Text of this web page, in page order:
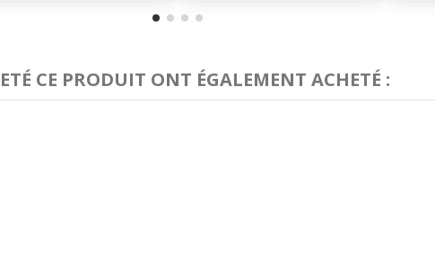
CE PRODUIT ONT ÉGALEMENT ACHETÉ :